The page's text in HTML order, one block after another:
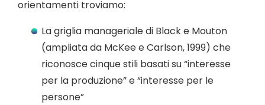
orientamenti troviamo:
La griglia manageriale di Black e Mouton
(ampliata da McKee e Carlson, 1999) che
riconosce cinque stili basati su “interesse
per la produzione” e “interesse per le
persone”